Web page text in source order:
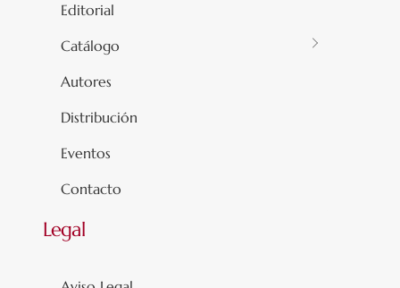
Editorial
Catálogo
Autores
Distribución
Eventos
Contacto
Legal